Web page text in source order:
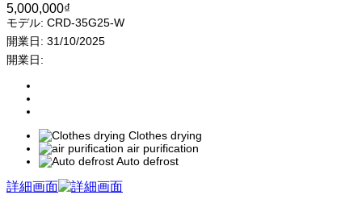
5,000,000₫
モデル: CRD-35G25-W
開業日: 31/10/2025
開業日:
Clothes drying
air purification
Auto defrost
詳細画面